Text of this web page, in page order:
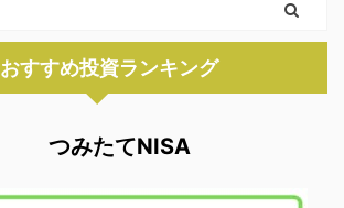
おすすめ投資ランキング
つみたてNISA